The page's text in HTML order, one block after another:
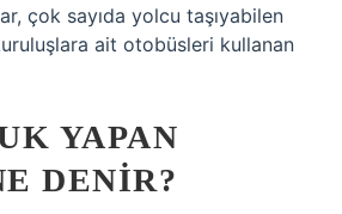
çok sayıda yolcu taşıyabilen
ait otobüsleri kullanan
YAPAN
DENIR?